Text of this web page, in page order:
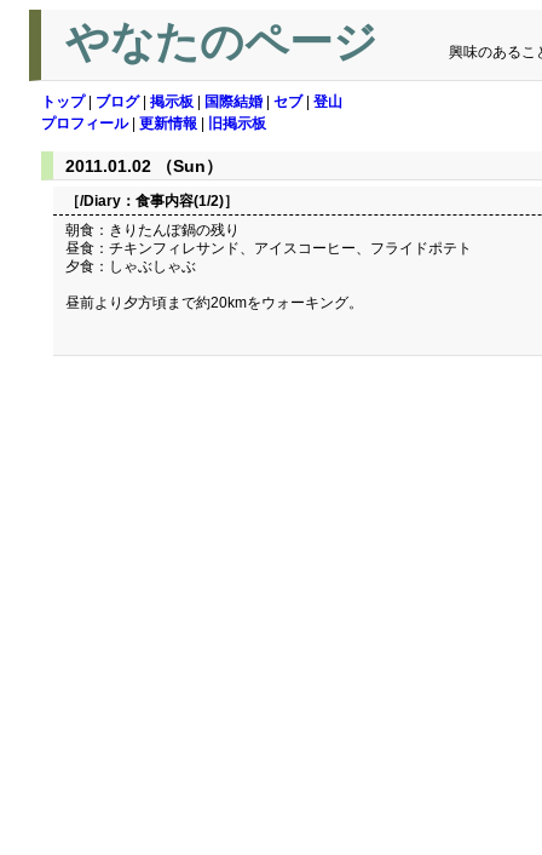
やなたのページ 興味のあるこ
トップ| ブログ| 掲示板 国際結婚 セブ| 登山
プロフィール| 更新情報 旧掲示板
2011.01.02 （Sun）
［/Diary： 食事内容(1/2)］
朝食：きりたんぽ鍋の残り
昼食：チキンフィレサンド、アイスコーヒー、フライドポテト
夕食：しゃぶしゃぶ
昼前より夕方頃まで約20kmをウォーキング。